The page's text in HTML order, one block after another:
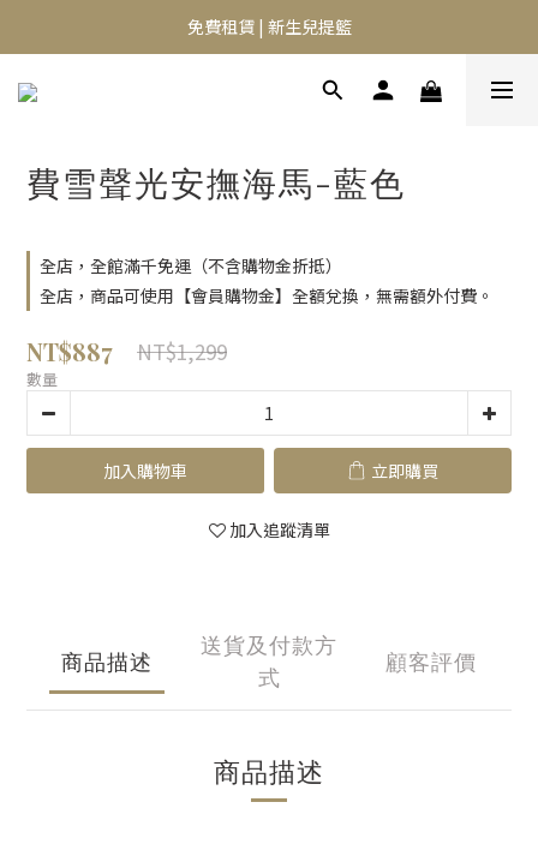
⭐️異膚救星 10天體驗活動⭐️
免費租賃 | 新生兒提籃
⭐️異膚救星 10天體驗活動⭐️
費雪聲光安撫海馬-藍色
全店，全館滿千免運（不含購物金折抵）
全店，商品可使用【會員購物金】全額兌換，無需額外付費。
NT$887 NT$1,299
數量
加入購物車 立即購買
加入追蹤清單
商品描述
送貨及付款方
式
顧客評價
商品描述